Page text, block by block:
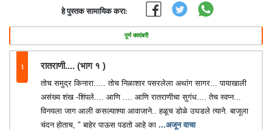
हे पुस्तक सामायिक करा:
पूर्ण कादंबरी
1 रातराणी.... (भाग १ )
तोच समुद्र किनारा..... तोच निळाशार पसरलेला अथांग सागर... पायाखाली
असंख्य शंख -शिंपले.... आणि .... आणि रातराणीचा सुगंध.... तेच स्वप्न...
विनयला जाग आली कसल्याश्या आवाजाने.. हळूच डोळे उघडले त्याने. बाजूला
चंदन होताच, " बाहेर पाऊस पडतो आहे का ...अजून वाचा